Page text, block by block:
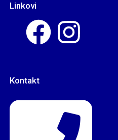
Linkovi
Kontakt